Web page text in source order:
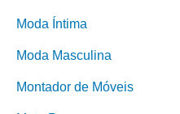
Moda Íntima
Moda Masculina
Montador de Móveis